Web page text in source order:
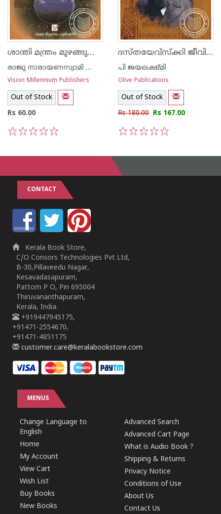
ശാന്തി മന്ത്രം മുഴങ്ങുന്ന താഴ്വരയില്‍
രാജു നാരായണസ്വാമി ഐ എ എസ്
Vision Millennium Publishers
Out of Stock
Rs 60.00
ദസ്തയേവ്സ്ക്കി ജീവിതം ദര്‍ശനം കത്തുകള്‍
പി ജയലക്ഷ്മി
Olive Publications
Out of Stock
Rs 180.00 Rs 167.00
CONTACT
Kerala Book Store,
C/O Consors Technologies Pvt Ltd,
B-30,Pillaveedu Nagar,
Kesavadasapuram,
Pattom P O, Pin 695004
Thiruvananthapuram,
Kerala, India.
+919447945175,
+91471-2554670,
+91471-4851175
customer.care@keralabookstore.com
MENUS
Change Language to
English
Home
My Account
View Cart
Wish List
Buy Books
New Books
Advanced Search
Advanced Cart Page
What is Audio Book ?
Shipping & Returns
Privacy Notice
Conditions of Use
About Us
Contact Us